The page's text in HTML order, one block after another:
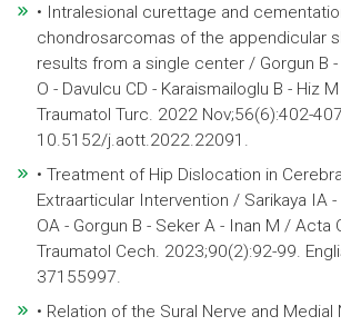
• Intralesional curettage and
chondrosarcomas of the appendicular
results from a single center / Gorgun B -
O - Davulcu CD - Karaismailoglu B - Hiz
Traumatol Turc. 2022 Nov;56(6):402-
10.5152/j.aott.2022.22091.
• Treatment of Hip Dislocation in
Extraarticular Intervention / Sarikaya IA -
OA - Gorgun B - Seker A - Inan M / Acta
Traumatol Cech. 2023;90(2):92-99.
37155997.
• Relation of the Sural Nerve and Medial